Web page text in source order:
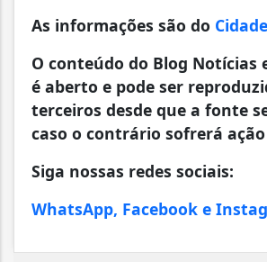
As informações são do
O conteúdo do Blog Notícias
é aberto e pode ser
terceiros desde que a fonte
caso o contrário sofrerá
Siga nossas redes sociais:
WhatsApp, Facebook e